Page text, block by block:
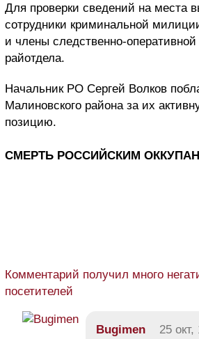
Для проверки сведений на места
сотрудники криминальной
и члены следственно-оперативной
райотдела.
Начальник РО Сергей Волков
Малиновского района за их
позицию.
СМЕРТЬ РОССИЙСКИМ
Комментарий получил много
посетителей
Bugimen 25 окт,